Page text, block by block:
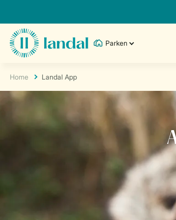
Parken
Home Landal App